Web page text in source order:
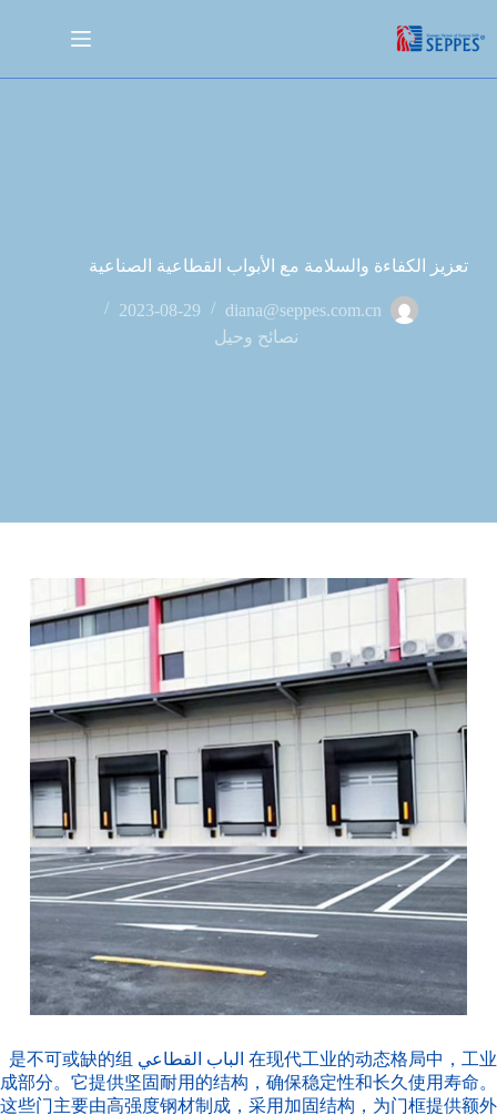
تعزيز الكفاءة والسلامة مع الأبواب القطاعية الصناعية
diana@seppes.com.cn
2023-08-29
نصائح وحيل
在现代工业的动态格局中，工业 الباب القطاعي 是不可或缺的组
成部分。它提供坚固耐用的结构，确保稳定性和长久使用寿命。
这些门主要由高强度钢材制成，采用加固结构，为门框提供额外